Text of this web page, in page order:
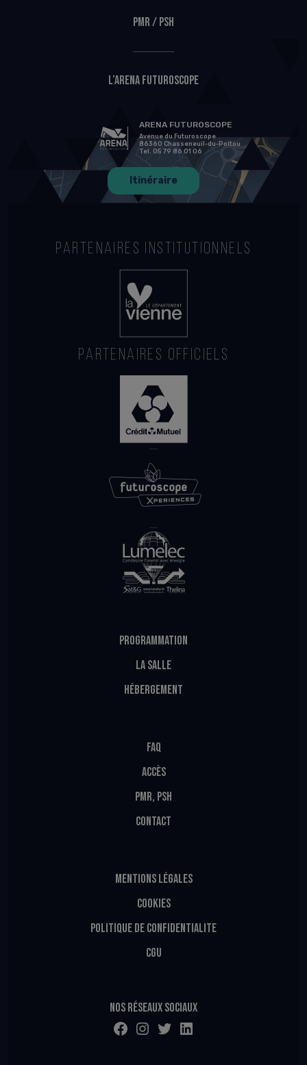
PMR / PSH
L’Arena Futuroscope
ARENA FUTUROSCOPE
Avenue du Futuroscope
86360 Chasseneuil-du-Poitou
Tel. 05 79 86 01 06
Itinéraire
PARTENAIRES INSTITUTIONNELS
PARTENAIRES OFFICIELS
PROGRAMMATION
LA SALLE
HÉBERGEMENT
FAQ
ACCÈS
PMR, PSH
CONTACT
MENTIONS LÉGALES
COOKIES
POLITIQUE DE CONFIDENTIALITE
CGU
Nos réseaux sociaux
Facebook Instagram Twitter LinkedIn